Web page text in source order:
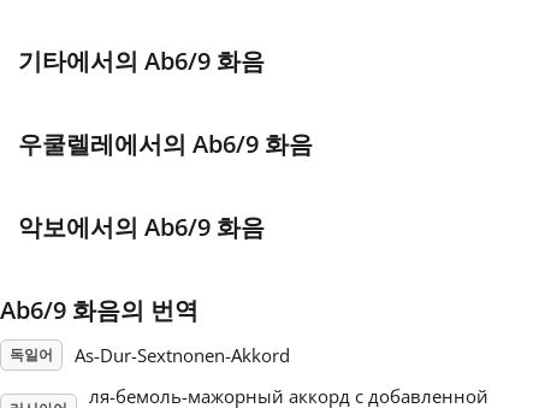
हिन्दी
Italiano
日本語
Polski
기타에서의 Ab6/9 화음
우쿨렐레에서의 Ab6/9 화음
악보에서의 Ab6/9 화음
Ab6/9 화음의 번역
독일어 As-Dur-Sextnonen-Akkord
ля-бемоль-мажорный аккорд с добавленной